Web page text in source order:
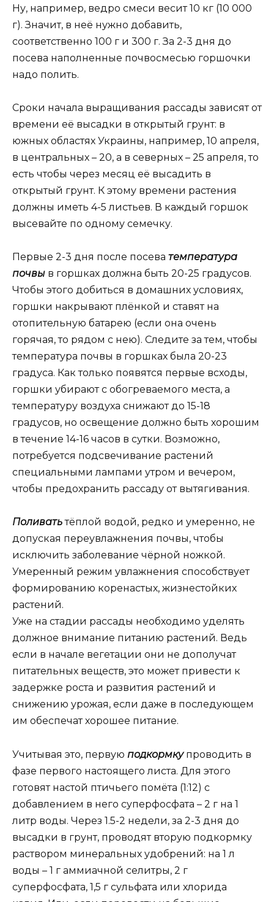
Ну, например, ведро смеси весит 10 кг (10 000
г). Значит, в неё нужно добавить,
соответственно 100 г и 300 г. За 2-3 дня до
посева наполненные почвосмесью горшочки
надо полить.
Сроки начала выращивания рассады зависят от
времени её высадки в открытый грунт: в
южных областях Украины, например, 10 апреля,
в центральных – 20, а в северных – 25 апреля, то
есть чтобы через месяц её высадить в
открытый грунт. К этому времени растения
должны иметь 4-5 листьев. В каждый горшок
высевайте по одному семечку.
Первые 2-3 дня после посева температура
почвы в горшках должна быть 20-25 градусов.
Чтобы этого добиться в домашних условиях,
горшки накрывают плёнкой и ставят на
отопительную батарею (если она очень
горячая, то рядом с нею). Следите за тем, чтобы
температура почвы в горшках была 20-23
градуса. Как только появятся первые всходы,
горшки убирают с обогреваемого места, а
температуру воздуха снижают до 15-18
градусов, но освещение должно быть хорошим
в течение 14-16 часов в сутки. Возможно,
потребуется подсвечивание растений
специальными лампами утром и вечером,
чтобы предохранить рассаду от вытягивания.
Поливатьтёплой водой, редко и умеренно, не
допуская переувлажнения почвы, чтобы
исключить заболевание чёрной ножкой.
Умеренный режим увлажнения способствует
формированию коренастых, жизнестойких
растений.
Уже на стадии рассады необходимо уделять
должное внимание питанию растений. Ведь
если в начале вегетации они не дополучат
питательных веществ, это может привести к
задержке роста и развития растений и
снижению урожая, если даже в последующем
им обеспечат хорошее питание.
Учитывая это, первую подкормкупроводить в
фазе первого настоящего листа. Для этого
готовят настой птичьего помёта (1:12) с
добавлением в него суперфосфата – 2 г на 1
литр воды. Через 1.5-2 недели, за 2-3 дня до
высадки в грунт, проводят вторую подкормку
раствором минеральных удобрений: на 1 л
воды – 1 г аммиачной селитры, 2 г
суперфосфата, 1,5 г сульфата или хлорида